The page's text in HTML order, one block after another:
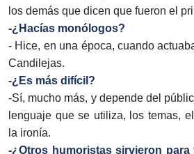
los demás que dicen que fueron el
-¿Hacías monólogos?
- Hice, en una época, cuando
Candilejas.
-¿Es más difícil?
-Sí, mucho más, y depende del
lenguaje que se utiliza, los temas,
la ironía.
-¿Otros humoristas sirvieron